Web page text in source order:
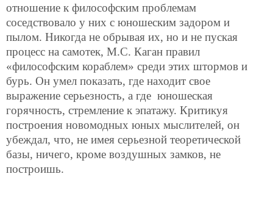
отношение к философским проблемам
соседствовало у них с юношеским задором и
пылом. Никогда не обрывая их, но и не пуская
процесс на самотек, М.С. Каган правил
«философским кораблем» среди этих штормов и
бурь. Он умел показать, где находит свое
выражение серьезность, а где юношеская
горячность, стремление к эпатажу. Критикуя
построения новомодных юных мыслителей, он
убеждал, что, не имея серьезной теоретической
базы, ничего, кроме воздушных замков, не
построишь.